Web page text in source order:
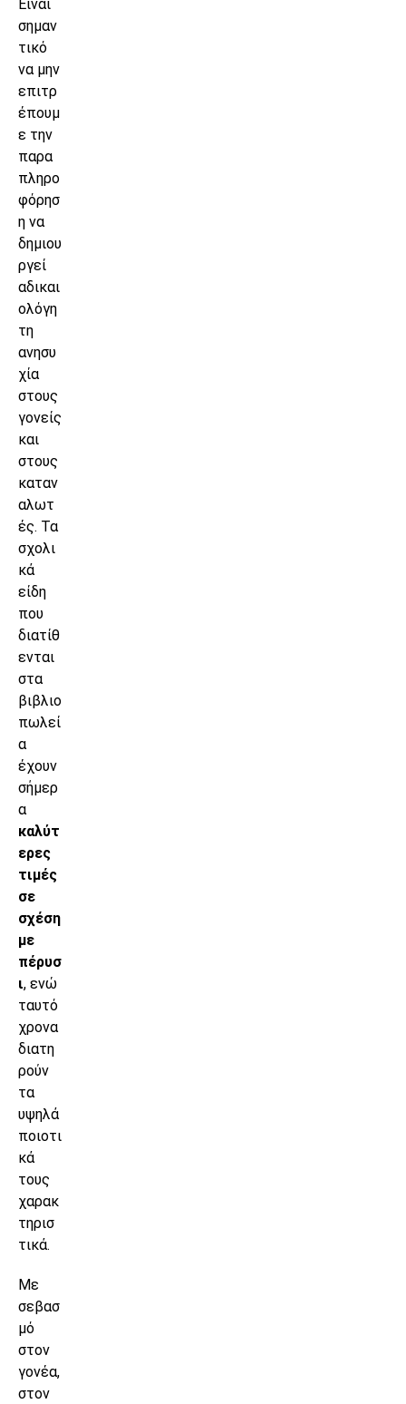
Είναι
σημαν
τικό
να μην
επιτρ
έπουμ
ε την
παρα
πληρο
φόρησ
η να
δημιου
ργεί
αδικαι
ολόγη
τη
ανησυ
χία
στους
γονείς
και
στους
καταν
αλωτ
ές. Τα
σχολι
κά
είδη
που
διατίθ
ενται
στα
βιβλιο
πωλεί
α
έχουν
σήμερ
α
καλύτ
ερες
τιμές
σε
σχέση
με
πέρυσ
ι, ενώ
ταυτό
χρονα
διατη
ρούν
τα
υψηλά
ποιοτι
κά
τους
χαρακ
τηρισ
τικά.
Με
σεβασ
μό
στον
γονέα,
στον